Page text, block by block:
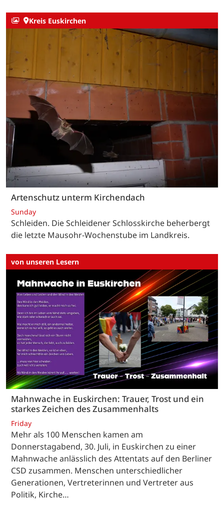
Kreis Euskirchen
Artenschutz unterm Kirchendach
Sunday
Schleiden. Die Schleidener Schlosskirche beherbergt
die letzte Mausohr-Wochenstube im Landkreis.
von unseren Lesern
Mahnwache in Euskirchen: Trauer, Trost und ein
starkes Zeichen des Zusammenhalts
Friday
Mehr als 100 Menschen kamen am
Donnerstagabend, 30. Juli, in Euskirchen zu einer
Mahnwache anlässlich des Attentats auf den Berliner
CSD zusammen. Menschen unterschiedlicher
Generationen, Vertreterinnen und Vertreter aus
Politik, Kirche…